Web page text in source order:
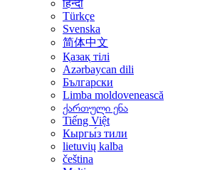
हिन्दी
Türkçe
Svenska
简体中文
Қазақ тілі
Azərbaycan dili
Български
Limba moldovenească
ქართული ენა
Tiếng Việt
Кыргы́з тили
lietuvių kalba
čeština